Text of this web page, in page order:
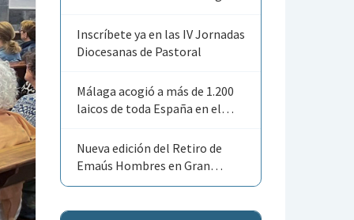
Inscríbete ya en las IV Jornadas
Diocesanas de Pastoral
Málaga acogió a más de 1.200
laicos de toda España en el
Nueva edición del Retiro de
Emaús Hombres en Gran
Canaria